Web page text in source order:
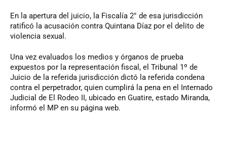
En la apertura del juicio, la Fiscalía 2° de esa jurisdicción
ratificó la acusación contra Quintana Díaz por el delito de
violencia sexual.
Una vez evaluados los medios y órganos de prueba
expuestos por la representación fiscal, el Tribunal 1º de
Juicio de la referida jurisdicción dictó la referida condena
contra el perpetrador, quien cumplirá la pena en el Internado
Judicial de El Rodeo II, ubicado en Guatire, estado Miranda,
informó el MP en su página web.